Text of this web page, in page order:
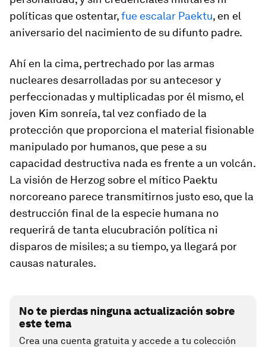
políticas que ostentar,fue escalar Paektu, en el
aniversario del nacimiento de su difunto padre.
Ahí en la cima, pertrechado por las armas
nucleares desarrolladas por su antecesor y
perfeccionadas y multiplicadas por él mismo, el
joven Kim sonreía, tal vez confiado de la
protección que proporciona el material fisionable
manipulado por humanos, que pese a su
capacidad destructiva nada es frente a un volcán.
La visión de Herzog sobre el mítico Paektu
norcoreano parece transmitirnos justo eso, que la
destrucción final de la especie humana no
requerirá de tanta elucubración política ni
disparos de misiles; a su tiempo, ya llegará por
causas naturales.
No te pierdas ninguna actualización sobre
este tema
Crea una cuenta gratuita y accede a tu colección